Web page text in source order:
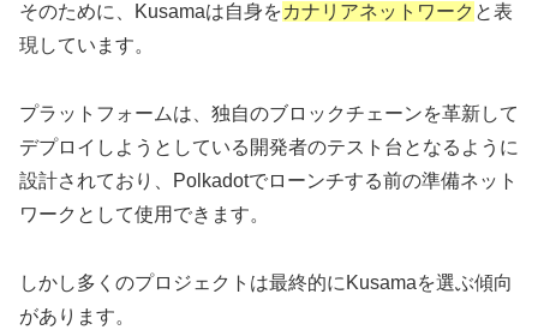
そのために、Kusamaは自身をカナリアネットワーク と表
現しています。
プラットフォームは、独自のブロックチェーンを革新して
デプロイしようとしている開発者のテスト台となるように
設計されており、Polkadotでローンチする前の準備ネット
ワークとして使用できます。
しかし多くのプロジェクトは最終的にKusamaを選ぶ傾向
があります。